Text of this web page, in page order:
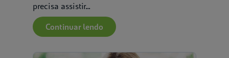
precisa assistir...
Continuar lendo